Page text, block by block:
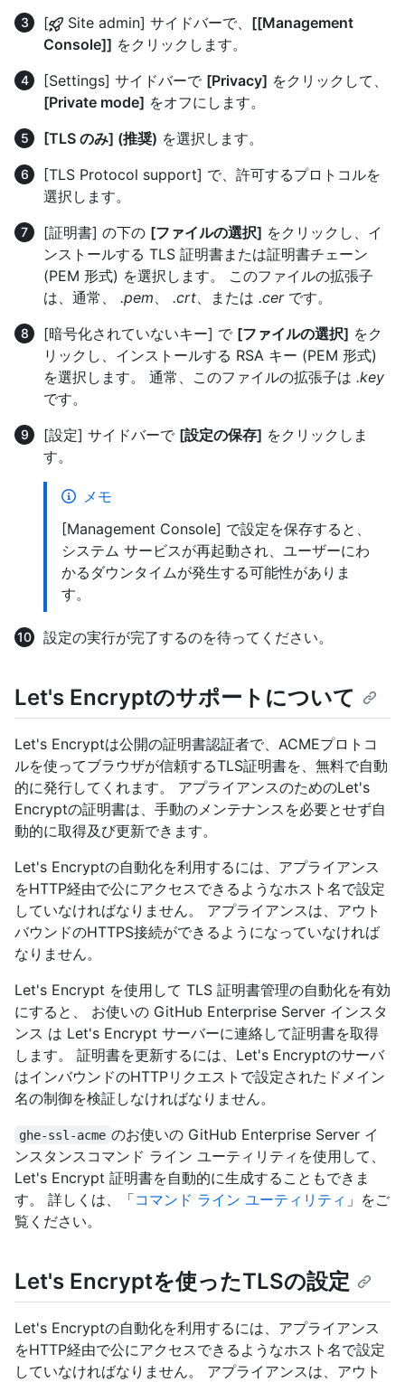
[ Site admin] サイドバーで、 [[Management
Console]] をクリックします。
[Settings] サイドバーで [Privacy] をクリックして、
[Private mode] をオフにします。
[TLS のみ] (推奨) を選択します。
[TLS Protocol support] で、許可するプロトコルを
選択します。
[証明書] の下の [ファイルの選択] をクリックし、イ
ンストールする TLS 証明書または証明書チェーン
(PEM 形式) を選択します。 このファイルの拡張子
は、通常、 .pem .crt 、または .cerです。
[暗号化されていないキー] で [ファイルの選択] をク
リックし、インストールする RSA キー (PEM 形式)
を選択します。 通常、このファイルの拡張子は .key
です。
[設定] サイドバーで [設定の保存] をクリックしま
す。
メモ
[Management Console] で設定を保存すると、
システム サービスが再起動され、ユーザーにわ
かるダウンタイムが発生する可能性がありま
す。
設定の実行が完了するのを待ってください。
Let's Encryptのサポートについて
Let's Encryptは公開の証明書認証者で、ACMEプロトコ
ルを使ってブラウザが信頼するTLS証明書を、無料で自動
的に発行してくれます。 アプライアンスのためのLet's
Encryptの証明書は、手動のメンテナンスを必要とせず自
動的に取得及び更新できます。
Let's Encryptの自動化を利用するには、アプライアンス
をHTTP経由で公にアクセスできるようなホスト名で設定
していなければなりません。 アプライアンスは、アウト
バウンドのHTTPS接続ができるようになっていなければ
なりません。
Let's Encrypt を使用して TLS 証明書管理の自動化を有効
にすると、 お使いの GitHub Enterprise Server インスタ
ンス は Let's Encrypt サーバーに連絡して証明書を取得
します。 証明書を更新するには、Let's Encryptのサーバ
はインバウンドのHTTPリクエストで設定されたドメイン
名の制御を検証しなければなりません。
ghe-ssl-acme のお使いの GitHub Enterprise Server イ
ンスタンスコマンド ライン ユーティリティを使用して、
Let's Encrypt 証明書を自動的に生成することもできま
す。 詳しくは、「コマンド ライン ユーティリティ 」をご
覧ください。
Let's Encryptを使ったTLSの設定
Let's Encryptの自動化を利用するには、アプライアンス
をHTTP経由で公にアクセスできるようなホスト名で設定
していなければなりません。 アプライアンスは、アウト